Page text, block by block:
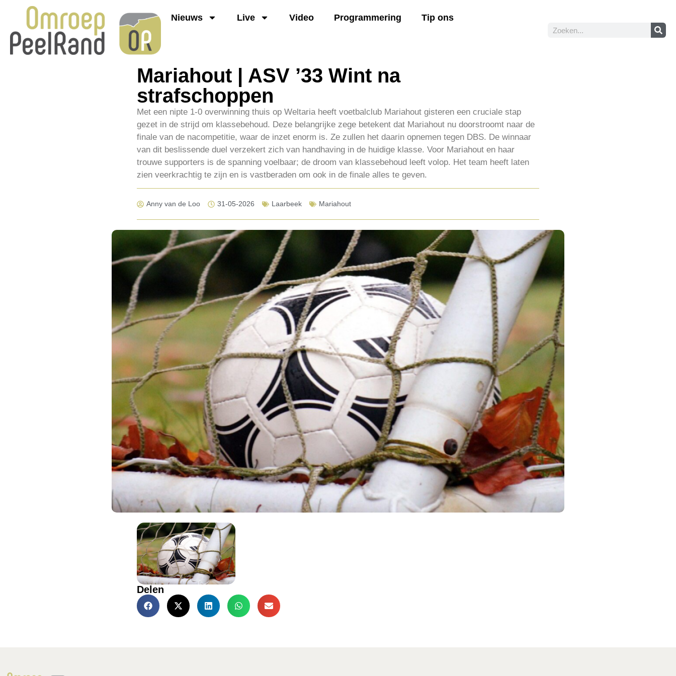
Nieuws Live Video Programmering Tip ons
Mariahout | ASV ’33 Wint na
strafschoppen
Met een nipte 1-0 overwinning thuis op Weltaria heeft voetbalclub Mariahout gisteren een cruciale stap
gezet in de strijd om klassebehoud. Deze belangrijke zege betekent dat Mariahout nu doorstroomt naar de
finale van de nacompetitie, waar de inzet enorm is. Ze zullen het daarin opnemen tegen DBS. De winnaar
van dit beslissende duel verzekert zich van handhaving in de huidige klasse. Voor Mariahout en haar
trouwe supporters is de spanning voelbaar; de droom van klassebehoud leeft volop. Het team heeft laten
zien veerkrachtig te zijn en is vastberaden om ook in de finale alles te geven.
Anny van de Loo 31-05-2026 Laarbeek Mariahout
Delen